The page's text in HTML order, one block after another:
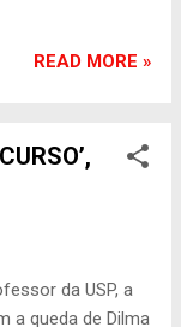
de Pernambuco.
Nacional da
esquece que
País. O que
READ MORE »
da USP, a
a queda de Dilma